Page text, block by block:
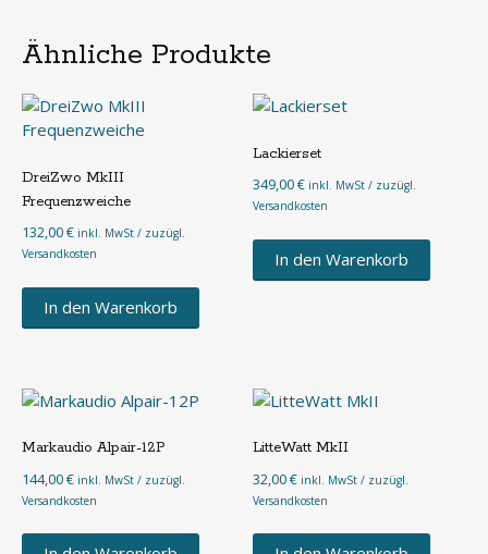
Ähnliche Produkte
DreiZwo MkIII
Frequenzweiche
132,00€ inkl. MwSt / zuzügl.
Versandkosten
In den Warenkorb
Lackierset
349,00€ inkl. MwSt / zuzügl.
Versandkosten
In den Warenkorb
Markaudio Alpair-12P
144,00€ inkl. MwSt / zuzügl.
Versandkosten
LitteWatt MkII
32,00€ inkl. MwSt / zuzügl.
Versandkosten